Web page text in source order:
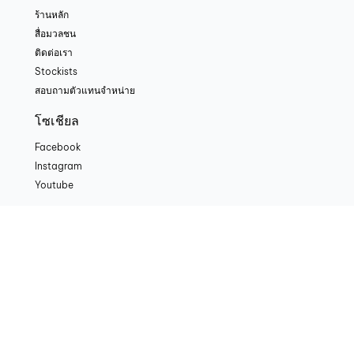
ร้านหลัก
สื่อมวลชน
ติดต่อเรา
Stockists
สอบถามตัวแทนจำหน่าย
โซเชียล
Facebook
Instagram
Youtube